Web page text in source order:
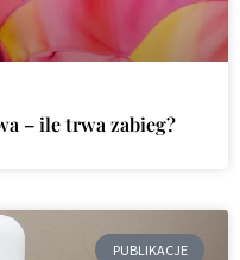
– ile trwa zabieg?
PUBLIKACJE